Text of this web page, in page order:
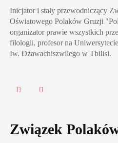
Inicjator i stały przewodniczący
Oświatowego Polaków Gruzji
organizator prawie wszystkich
filologii, profesor na
Iw. Dżawachiszwilego w Tbilisi.
Związek